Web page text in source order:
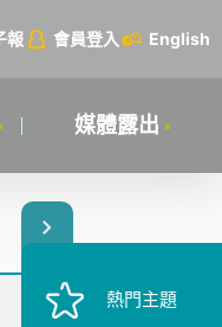
報 會員登入 English
媒體露出
熱門主題